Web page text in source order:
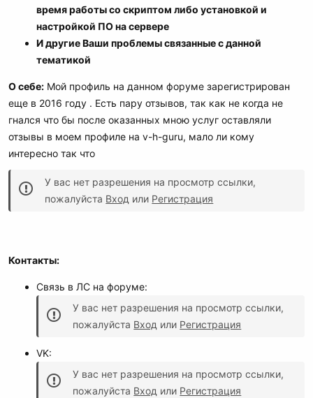
время работы со скриптом либо установкой и
настройкой ПО на сервере
И другие Ваши проблемы связанные с данной
тематикой
О себе: Мой профиль на данном форуме зарегистрирован
еще в 2016 году . Есть пару отзывов, так как не когда не
гнался что бы после оказанных мною услуг оставляли
отзывы в моем профиле на v-h-guru, мало ли кому
интересно так что
У вас нет разрешения на просмотр ссылки,
пожалуйста Вход или Регистрация
Контакты:
Связь в ЛС на форуме:
У вас нет разрешения на просмотр ссылки,
пожалуйста Вход или Регистрация
VK:
У вас нет разрешения на просмотр ссылки,
пожалуйста Вход или Регистрация